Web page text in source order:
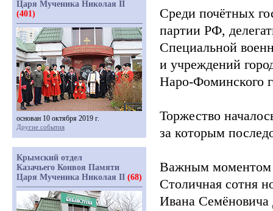
Среди почётных
партии РФ,
Специальной
и учреждений
Наро-Фоминского
Торжество
за которым
Важным моментом
Столичная сотня
Ивана Семёновича
Царя Мученика Николая II
(401)
основан 10 октября 2019 г.
Другие события
Крымский отдел
Казачьего Конвоя Памяти
Царя Мученика Николая II (68)